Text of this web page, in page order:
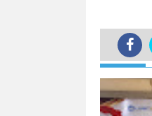
TERKINI